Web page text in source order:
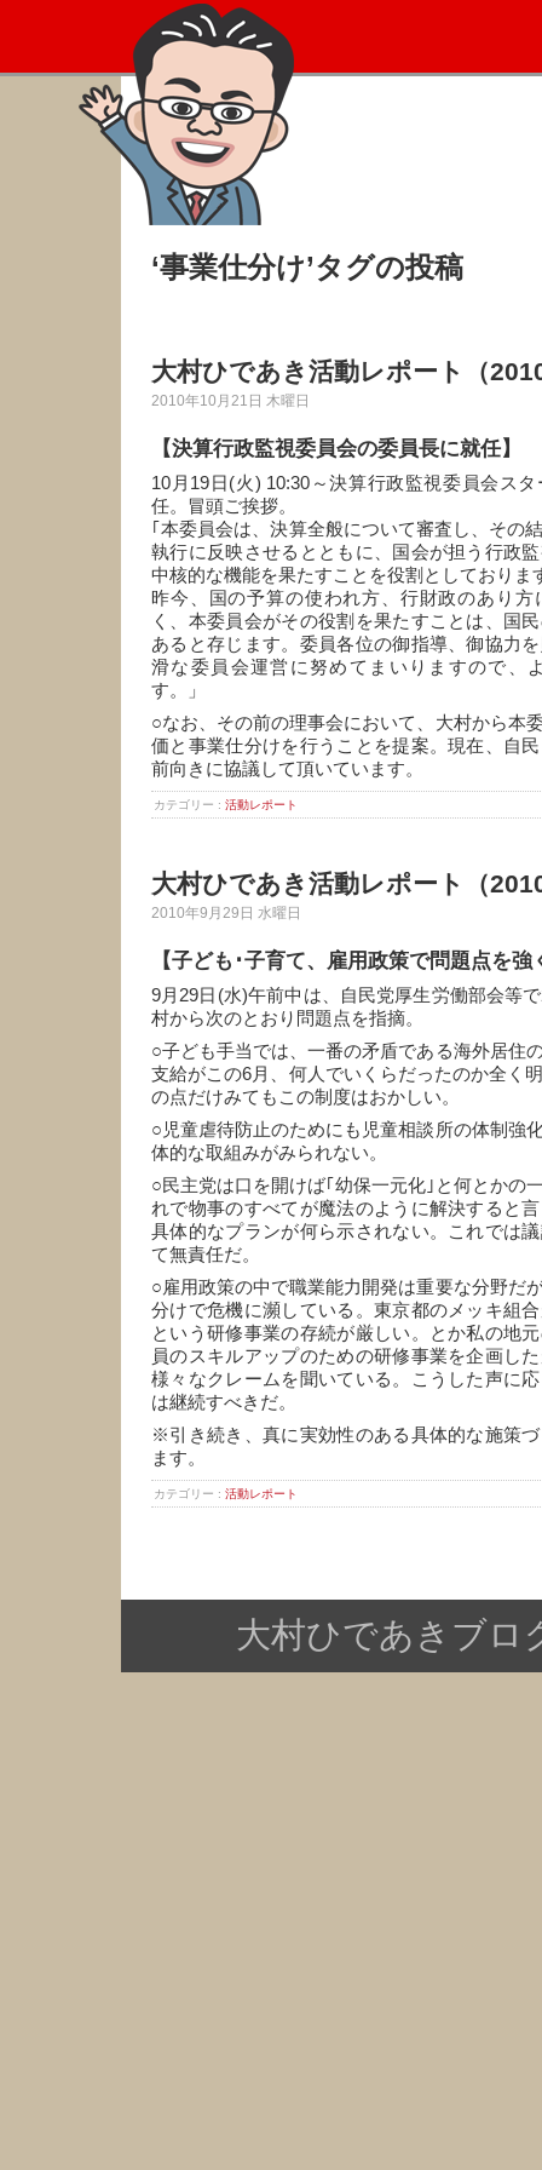
‘事業仕分け’タグの投稿
大村ひであき活動レポート（
2010年10月21日 木曜日
【決算行政監視委員会の委員長に就任】
10月19日(火) 10:30～決算行政監視委員会ス
任。冒頭ご挨拶。
｢本委員会は、決算全般について審査し、その
執行に反映させるとともに、国会が担う行政
中核的な機能を果たすことを役割としておりま
昨今、国の予算の使われ方、行財政のあり
く、本委員会がその役割を果たすことは、国
あると存じます。委員各位の御指導、御協力
滑な委員会運営に努めてまいりますので、
す。」
○なお、その前の理事会において、大村から本
価と事業仕分けを行うことを提案。現在、自
前向きに協議して頂いています。
カテゴリー : 活動レポート
大村ひであき活動レポート（
2010年9月29日 水曜日
【子ども･子育て、雇用政策で問題点を強
9月29日(水)午前中は、自民党厚生労働部会等
村から次のとおり問題点を指摘。
○子ども手当では、一番の矛盾である海外居住
支給がこの6月、何人でいくらだったのか全く
の点だけみてもこの制度はおかしい。
○児童虐待防止のためにも児童相談所の体制強
体的な取組みがみられない。
○民主党は口を開けば｢幼保一元化｣と何とかの
れで物事のすべてが魔法のように解決すると
具体的なプランが何ら示されない。これでは
て無責任だ。
○雇用政策の中で職業能力開発は重要な分野だ
分けで危機に瀕している。東京都のメッキ組
という研修事業の存続が厳しい。とか私の地
員のスキルアップのための研修事業を企画し
様々なクレームを聞いている。こうした声に
は継続すべきだ。
※引き続き、真に実効性のある具体的な施策
ます。
カテゴリー : 活動レポート
大村ひであきブロ